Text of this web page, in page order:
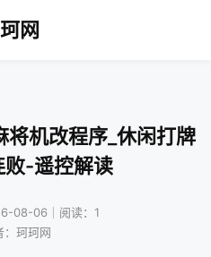
网
机改程序_休闲打牌
败-遥控解读
08-06｜阅读：1
：珂珂网